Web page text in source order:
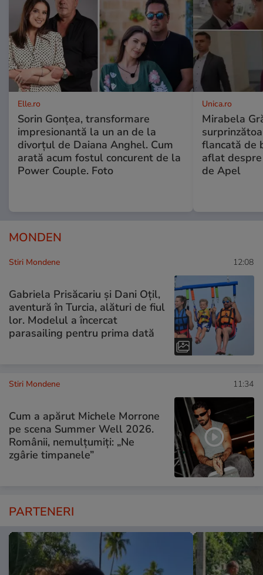
Elle.ro
Sorin Gonțea, transformare
impresionantă la un an de la
divorțul de Daiana Anghel. Cum
arată acum fostul concurent de la
Power Couple. Foto
Unica.ro
Mirabela
flancată de
aflat
de Apel
MONDEN
Stiri Mondene 12:08
Gabriela Prisăcariu și Dani Oțil,
aventură în Turcia, alături de fiul
lor. Modelul a încercat
parasailing pentru prima dată
Stiri Mondene 11:34
Cum a apărut Michele Morrone
pe scena Summer Well 2026.
Românii, nemulțumiți: „Ne
zgârie timpanele”
PARTENERI